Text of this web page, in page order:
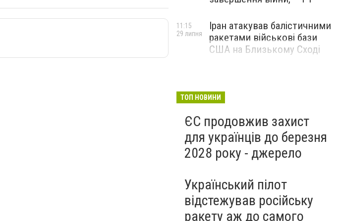
Іран атакував балістичними
ракетами військові бази
США на Близькому Сході
11:15
29 липня
ТОП НОВИНИ
ЄС продовжив захист
для українців до березня
2028 року - джерело
Український пілот
відстежував російську
ракету аж до самого